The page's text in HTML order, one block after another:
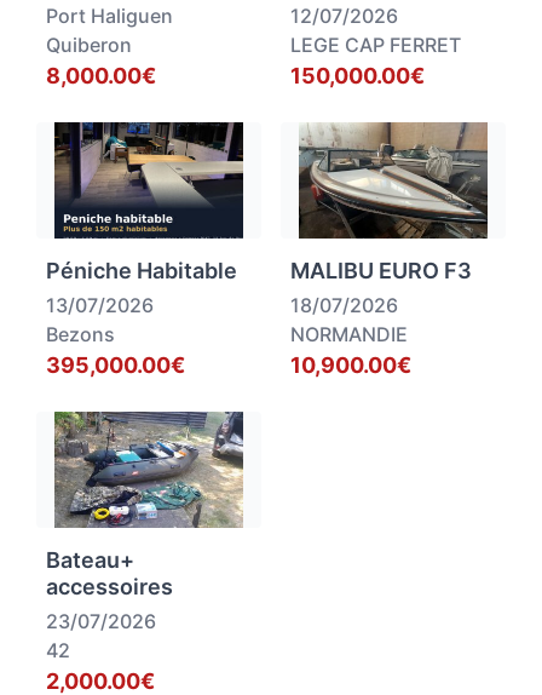
Port Haliguen
Quiberon
8,000.00€
12/07/2026
LEGE CAP FERRET
150,000.00€
Péniche Habitable
13/07/2026
Bezons
395,000.00€
MALIBU EURO F3
18/07/2026
NORMANDIE
10,900.00€
Bateau+
accessoires
23/07/2026
42
2,000.00€